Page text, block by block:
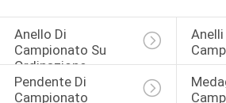
Anello Di
Campionato Su
Ordinazione
Anelli
Pendente Di
Campionato